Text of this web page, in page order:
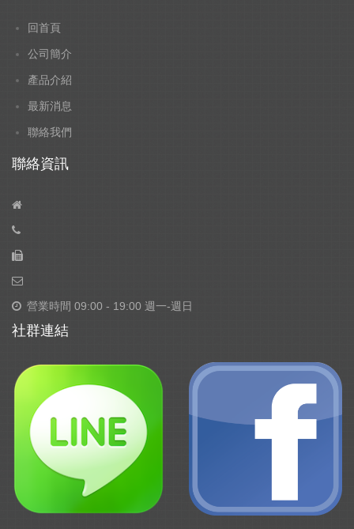
回首頁
公司簡介
產品介紹
最新消息
聯絡我們
聯絡資訊
營業時間 09:00 - 19:00 週一-週日
社群連結